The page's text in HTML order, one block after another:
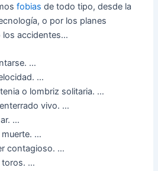
fobias de todo tipo, desde la
o por los planes
los accidentes…
…
…
o lombriz solitaria. …
vivo. …
…
muerte. …
contagioso. …
toros. …